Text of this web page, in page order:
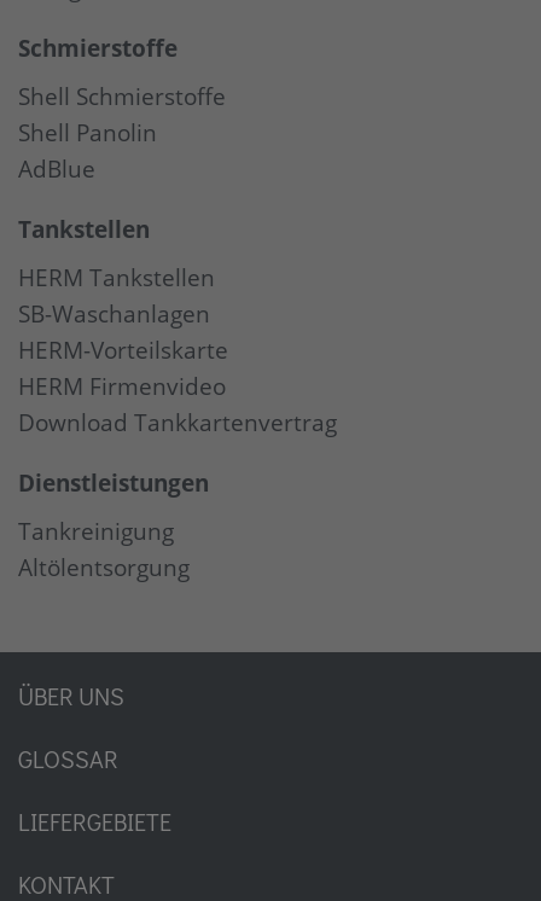
Schmierstoffe
Shell Schmierstoffe
Shell Panolin
AdBlue
Tankstellen
HERM Tankstellen
SB-Waschanlagen
HERM-Vorteilskarte
HERM Firmenvideo
Download Tankkartenvertrag
Dienstleistungen
Tankreinigung
Altölentsorgung
ÜBER UNS
GLOSSAR
LIEFERGEBIETE
KONTAKT